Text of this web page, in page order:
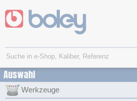
Auswahl
Werkzeuge